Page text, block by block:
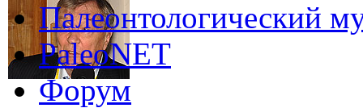
Палеонтологический
PaleoNET
Форум